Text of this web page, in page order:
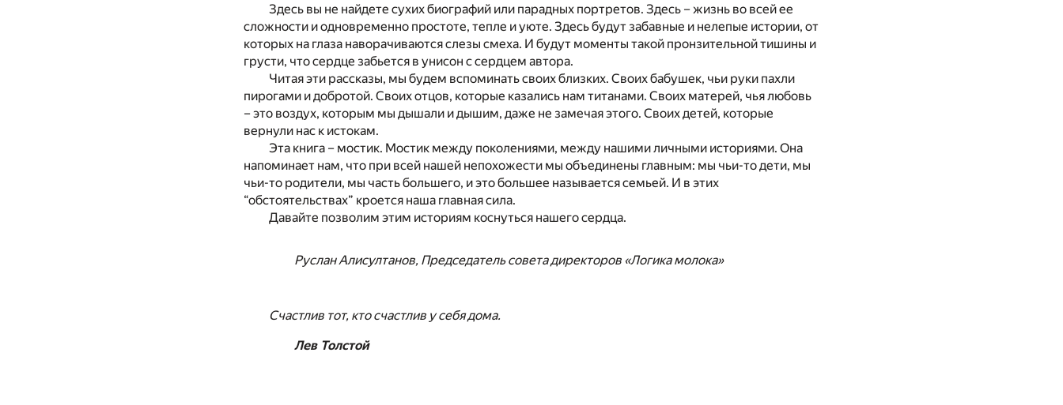
Здесь вы не найдете сухих биографий или парадных портретов. Здесь – жизнь во всей ее
сложности и одновременно простоте, тепле и уюте. Здесь будут забавные и нелепые истории, от
которых на глаза наворачиваются слезы смеха. И будут моменты такой пронзительной тишины и
грусти, что сердце забьется в унисон с сердцем автора.
Читая эти рассказы, мы будем вспоминать своих близких. Своих бабушек, чьи руки пахли
пирогами и добротой. Своих отцов, которые казались нам титанами. Своих матерей, чья любовь
– это воздух, которым мы дышали и дышим, даже не замечая этого. Своих детей, которые
вернули нас к истокам.
Эта книга – мостик. Мостик между поколениями, между нашими личными историями. Она
напоминает нам, что при всей нашей непохожести мы объединены главным: мы чьи-то дети, мы
чьи-то родители, мы часть большего, и это большее называется семьей. И в этих
“обстоятельствах” кроется наша главная сила.
Давайте позволим этим историям коснуться нашего сердца.
Руслан Алисултанов, Председатель совета директоров «Логика молока»
Счастлив тот, кто счастлив у себя дома.
Лев Толстой